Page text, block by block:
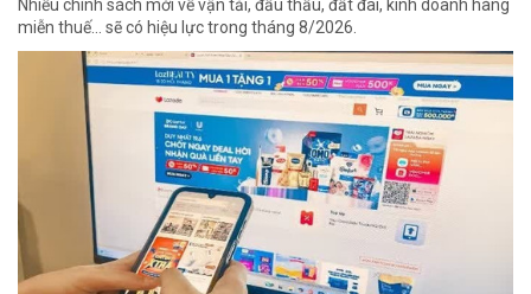
Nhiều chính sách mới về vận tải, đấu thầu, đất đai, kinh doanh hàng
miễn thuế... sẽ có hiệu lực trong tháng 8/2026.